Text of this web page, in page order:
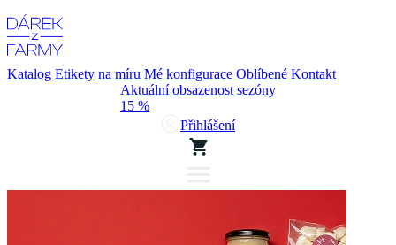
Katalog Etikety na míru Mé konfigurace Oblíbené Kontakt
Aktuální obsazenost sezóny
15 %
Přihlášení